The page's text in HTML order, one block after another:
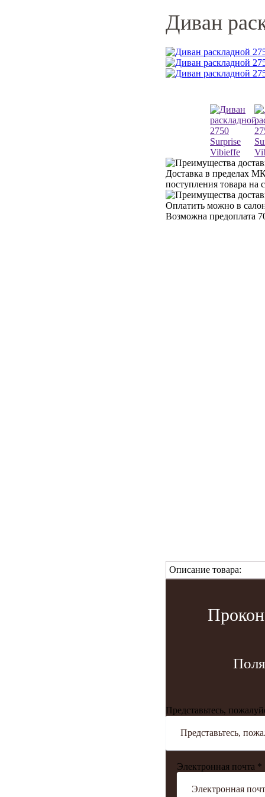
Диван
Доставка в пределах
поступления товара на
Оплатить можно в
Возможна предоплата
Описание товара:
Представьтесь,
Электронная почта *